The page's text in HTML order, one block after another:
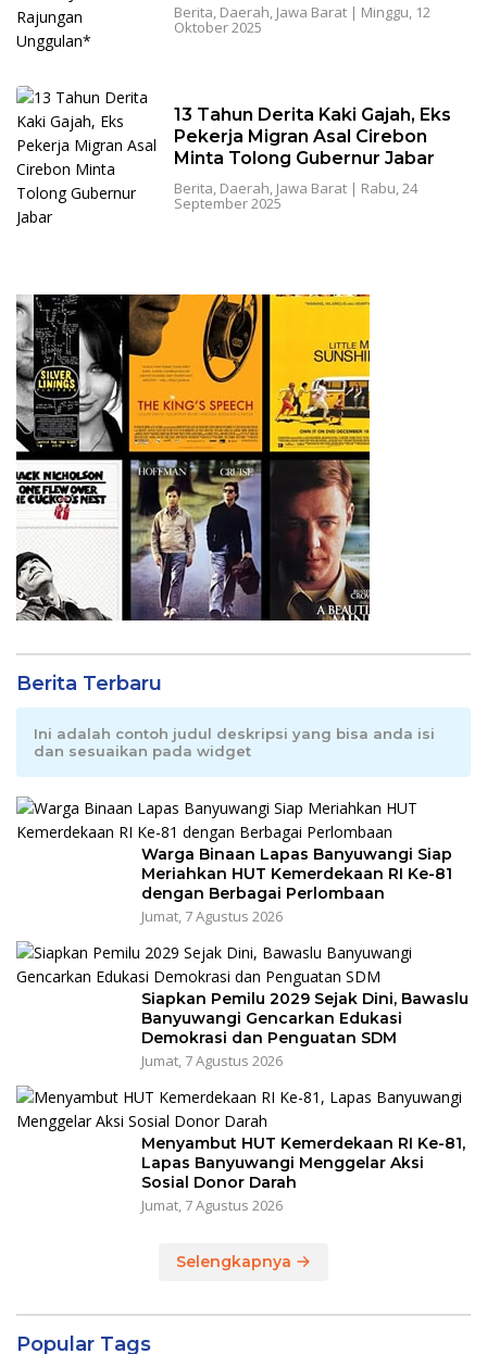
Berita, Daerah, Jawa Barat| Minggu, 12
Oktober 2025
13 Tahun Derita Kaki Gajah, Eks
Pekerja Migran Asal Cirebon
Minta Tolong Gubernur Jabar
Berita, Daerah, Jawa Barat| Rabu, 24
September 2025
Berita Terbaru
Ini adalah contoh judul deskripsi yang bisa anda isi
dan sesuaikan pada widget
Warga Binaan Lapas Banyuwangi Siap
Meriahkan HUT Kemerdekaan RI Ke-81
dengan Berbagai Perlombaan
Jumat, 7 Agustus 2026
Siapkan Pemilu 2029 Sejak Dini, Bawaslu
Banyuwangi Gencarkan Edukasi
Demokrasi dan Penguatan SDM
Jumat, 7 Agustus 2026
Menyambut HUT Kemerdekaan RI Ke-81,
Lapas Banyuwangi Menggelar Aksi
Sosial Donor Darah
Jumat, 7 Agustus 2026
Selengkapnya
Popular Tags